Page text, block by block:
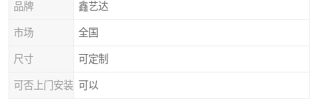
品牌 鑫艺达
市场 全国
尺寸 可定制
可否上门安装 可以